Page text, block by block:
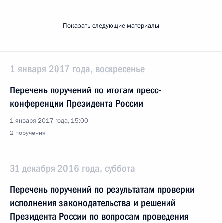
Показать следующие материалы
1 января 2017 года, воскресенье
Перечень поручений по итогам пресс-
конференции Президента России
1 января 2017 года, 15:00
2 поручения
31 декабря 2016 года, суббота
Перечень поручений по результатам проверки
исполнения законодательства и решений
Президента России по вопросам проведения